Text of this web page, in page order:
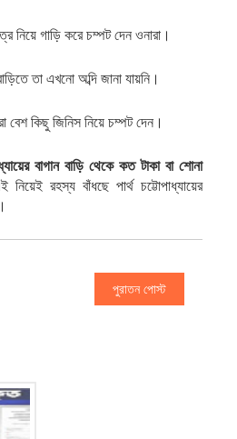
নিয়ে গাড়ি করে চম্পট দেন ওনারা।
তা এখনো অব্দি জানা যায়নি।
বেশ কিছু জিনিস নিয়ে চম্পট দেন।
বাগান বাড়ি থেকে কত টাকা বা শোনা
রহস্য বাঁধছে পার্থ চট্টোপাধ্যায়ের
পুরাতন পোস্ট